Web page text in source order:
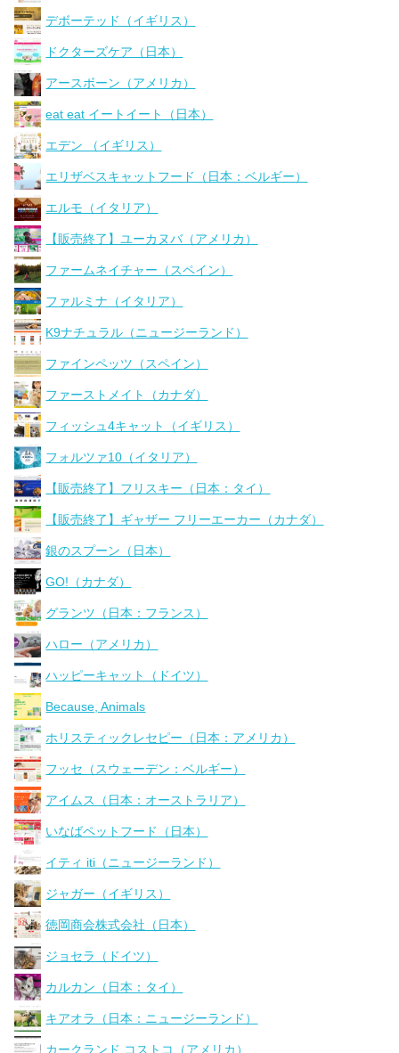
デボーテッド（イギリス）
ドクターズケア（日本）
アースボーン（アメリカ）
eat eat イートイート（日本）
エデン （イギリス）
エリザベスキャットフード（日本：ベルギー）
エルモ（イタリア）
【販売終了】ユーカヌバ（アメリカ）
ファームネイチャー（スペイン）
ファルミナ（イタリア）
K9ナチュラル（ニュージーランド）
ファインペッツ（スペイン）
ファーストメイト（カナダ）
フィッシュ4キャット（イギリス）
フォルツァ10（イタリア）
【販売終了】フリスキー（日本：タイ）
【販売終了】ギャザー フリーエーカー（カナダ）
銀のスプーン（日本）
GO!（カナダ）
グランツ（日本：フランス）
ハロー（アメリカ）
ハッピーキャット（ドイツ）
Because, Animals
ホリスティックレセピー（日本：アメリカ）
フッセ（スウェーデン：ベルギー）
アイムス（日本：オーストラリア）
いなばペットフード（日本）
イティ iti（ニュージーランド）
ジャガー（イギリス）
徳岡商会株式会社（日本）
ジョセラ（ドイツ）
カルカン（日本：タイ）
キアオラ（日本：ニュージーランド）
カークランド コストコ（アメリカ）